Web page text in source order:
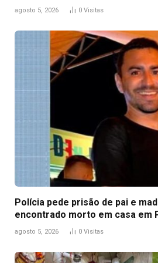
agosto 5, 2026 0 Visitas
Polícia pede prisão de pai e
encontrado morto em casa em
agosto 5, 2026 0 Visitas